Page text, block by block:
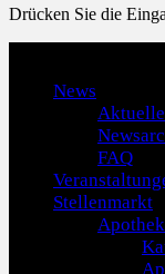
Drücken Sie die
News
FAQ
Stellenmarkt